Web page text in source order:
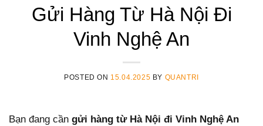
Gửi Hàng Từ Hà Nội Đi
Vinh Nghệ An
POSTED ON 15.04.2025 BY QUANTRI
Bạn đang cần gửi hàng từ Hà Nội đi Vinh Nghệ An